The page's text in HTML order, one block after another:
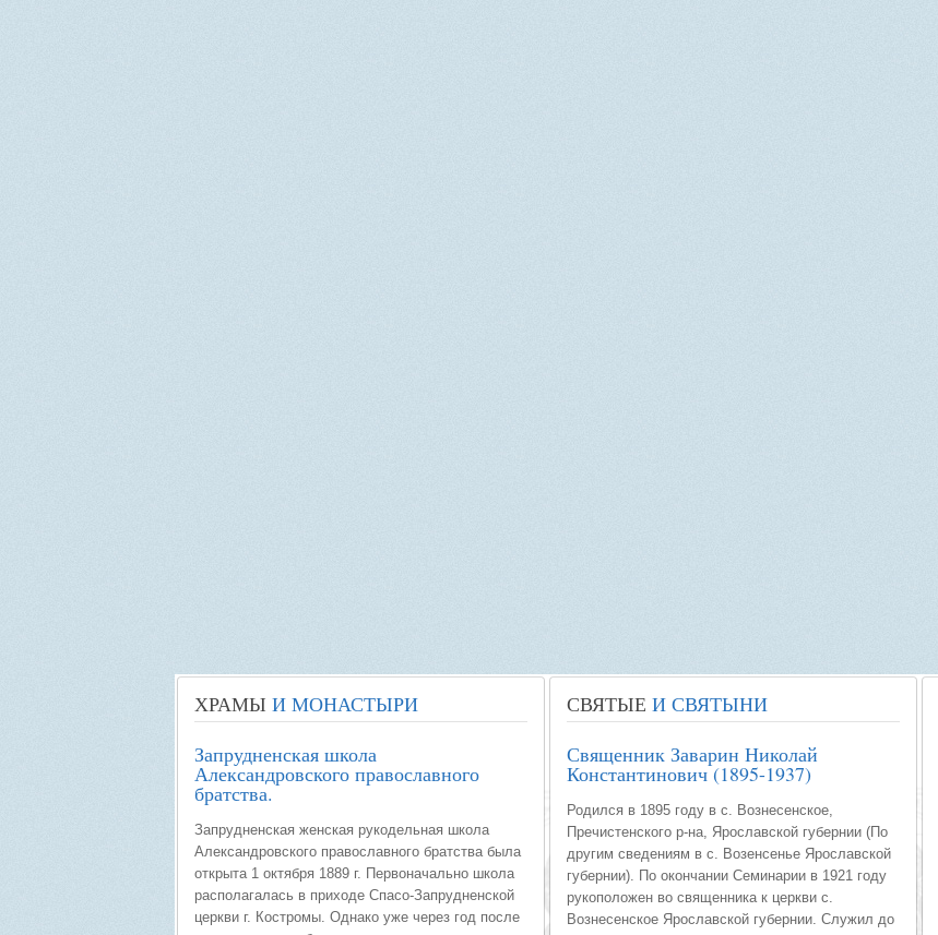
ХРАМЫ И МОНАСТЫРИ
Запрудненская школа
Александровского православного
братства.
Запрудненская женская рукодельная школа
Александровского православного братства была
открыта 1 октября 1889 г. Первоначально школа
располагалась в приходе Спасо-Запрудненской
церкви г. Костромы. Однако уже через год после
СВЯТЫЕ И СВЯТЫНИ
Священник Заварин Николай
Константинович (1895-1937)
Родился в 1895 году в с. Вознесенское,
Пречистенского р-на, Ярославской губернии (По
другим сведениям в с. Возенсенье Ярославской
губернии). По окончании Семинарии в 1921 году
рукоположен во священника к церкви с.
Вознесенское Ярославской губернии. Служил до